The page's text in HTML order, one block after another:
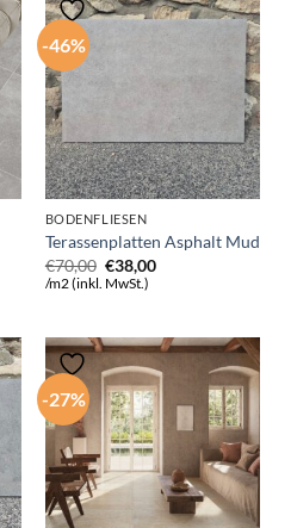
-46%
BODENFLIESEN
Terassenplatten Asphalt Mud
€70,00 Ursprünglicher
Preis
€38,00Aktueller
/m2 (inkl. MwSt.)
-27%